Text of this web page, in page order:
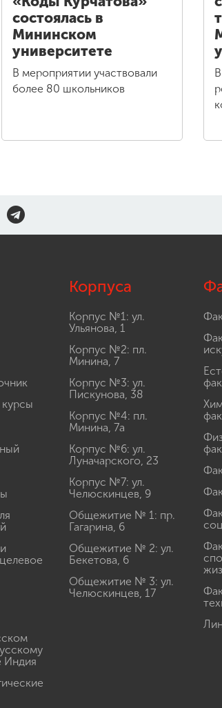
состоялась в
Мининском
университете
В мероприятии участвовали
более 80 школьников
Индия
Корпуса
Корпус №1: ул.
Ульянова, 1
Корпус №2: пл.
Минина, 7
Корпус №3: ул.
Пискунова, 38
Корпус №4: пл.
Минина, 7а
Корпус №6: ул.
Луначарского, 23
Корпус №7: ул.
Челюскинцев, 9
Общежитие № 1: пр.
Гагарина, 6
Общежитие № 2: ул.
Бекетова, 6
Общежитие № 3: ул.
Челюскинцев, 17